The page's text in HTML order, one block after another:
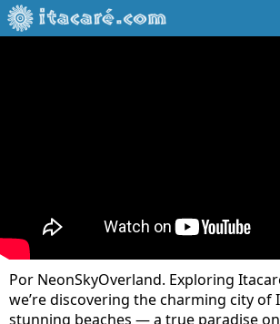
Por NeonSkyOverland. Exploring
we’re discovering the charming city of
stunning beaches — a true paradise